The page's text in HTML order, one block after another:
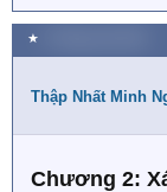
e
a
c
i
n
:
★
Thập Nhất Minh
Chương 2: